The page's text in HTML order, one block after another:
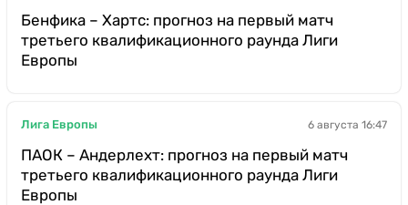
Бенфика – Хартс: прогноз на первый матч
третьего квалификационного раунда Лиги
Европы
Лига Европы 6 августа 16:47
ПАОК – Андерлехт: прогноз на первый матч
третьего квалификационного раунда Лиги
Европы